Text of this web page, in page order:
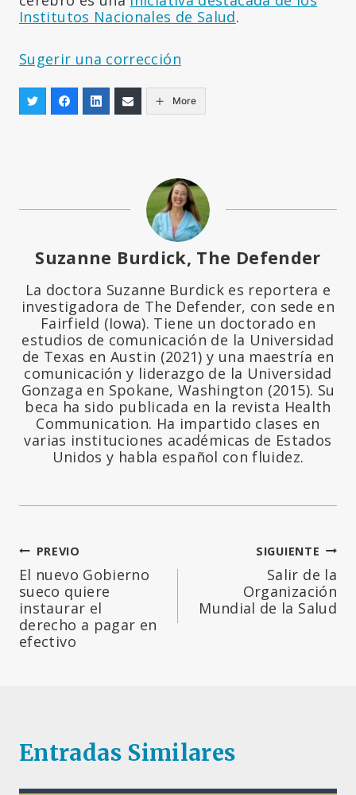
Institutos Nacionales de Salud.
Sugerir una corrección
More
Suzanne Burdick, The Defender
La doctora Suzanne Burdick es reportera e
investigadora de The Defender, con sede en
Fairfield (Iowa). Tiene un doctorado en
estudios de comunicación de la Universidad
de Texas en Austin (2021) y una maestría en
comunicación y liderazgo de la Universidad
Gonzaga en Spokane, Washington (2015). Su
beca ha sido publicada en la revista Health
Communication. Ha impartido clases en
varias instituciones académicas de Estados
Unidos y habla español con fluidez.
Navegación
de
entradas
PREVIO
El nuevo Gobierno
sueco quiere
instaurar el
derecho a pagar en
efectivo
SIGUIENTE
Salir de la
Organización
Mundial de la Salud
Entradas Similares